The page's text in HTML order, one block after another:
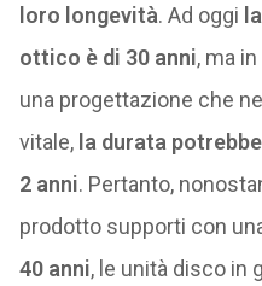
loro longevità. Ad oggi
ottico è di 30 anni, ma
una progettazione che
vitale,la durata
2 anni. Pertanto,
prodotto supporti con
40 anni, le unità disco in